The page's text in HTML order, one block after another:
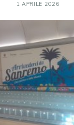
1 APRILE 2026